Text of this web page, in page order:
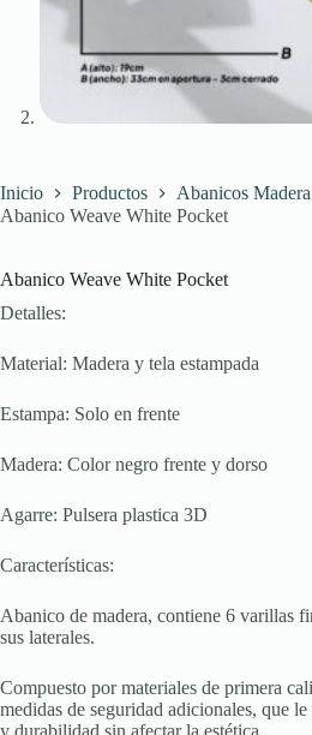
Inicio Productos
Abanicos
Abanico Weave White Pocket
Abanico Weave White Pocket
Detalles:
Material: Madera y tela estampada
Estampa: Solo en frente
Madera: Color negro frente y dorso
Agarre: Pulsera plastica 3D
Características:
Abanico de madera, contiene 6 varillas
sus laterales.
Compuesto por materiales de primera
medidas de seguridad adicionales, que